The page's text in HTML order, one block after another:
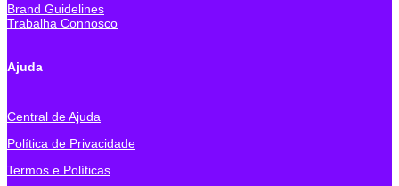
Brand Guidelines
Trabalha Connosco
Ajuda
Central de Ajuda
Política de Privacidade
Termos e Políticas